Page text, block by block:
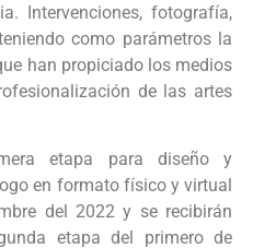
Intervenciones, fotografía,
como parámetros la
han propiciado los medios
de las artes
etapa para diseño y
en formato físico y virtual
del 2022 y se recibirán
etapa del primero de